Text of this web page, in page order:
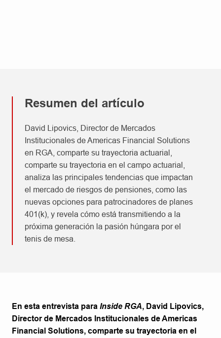
Resumen del artículo
David Lipovics, Director de Mercados
Institucionales de Americas Financial Solutions
en RGA, comparte su trayectoria actuarial,
comparte su trayectoria en el campo actuarial,
analiza las principales tendencias que impactan
el mercado de riesgos de pensiones, como las
nuevas opciones para patrocinadores de planes
401(k), y revela cómo está transmitiendo a la
próxima generación la pasión húngara por el
tenis de mesa.
En esta entrevista para Inside RGA, David Lipovics,
Director de Mercados Institucionales de Americas
Financial Solutions, comparte su trayectoria en el